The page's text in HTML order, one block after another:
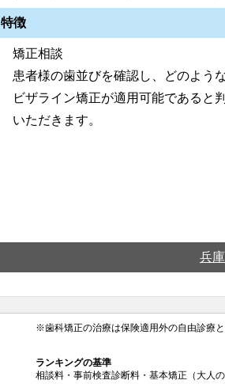
特徴
矯正相談
患者様の歯並びを確認し、どのよう
ビザライン矯正が適用可能であると
いただきます。
兵
※歯科矯正の治療は保険適用外の自由診療と
ランキングの基準
相談料・事前検査診断料・基本矯正（大人